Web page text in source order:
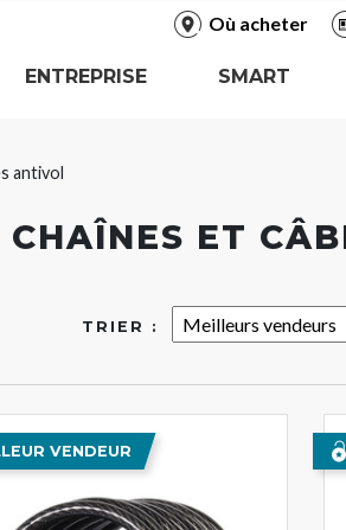
Où acheter
ENTREPRISE
SMART
antivol
CHAÎNES ET
TRIER :
VENDEUR